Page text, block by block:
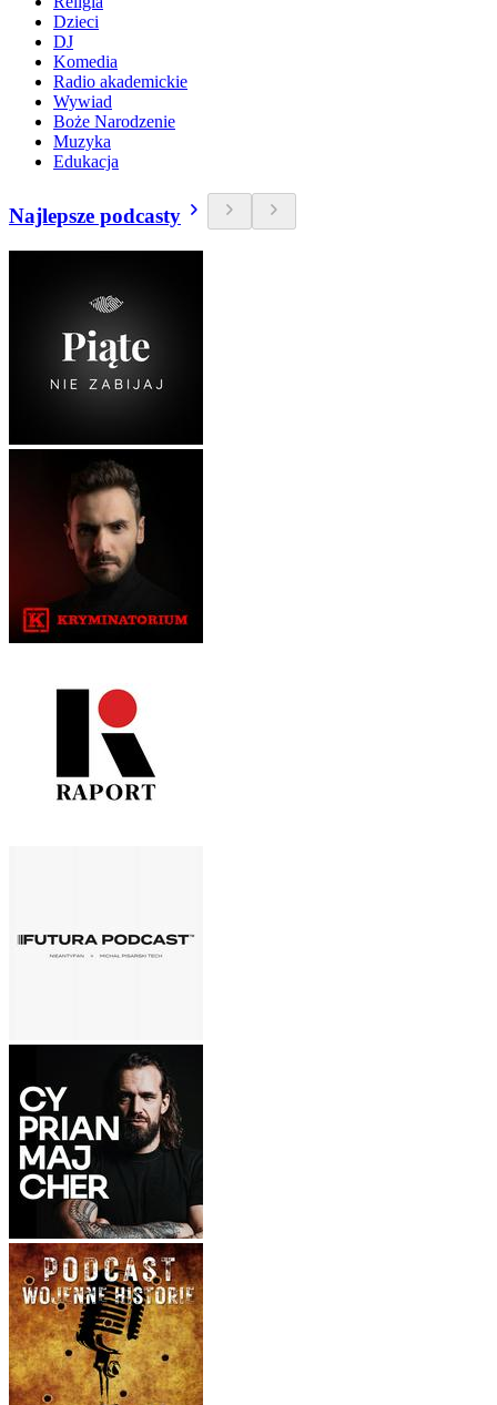
Dzieci
DJ
Komedia
Radio akademickie
Wywiad
Boże Narodzenie
Muzyka
Edukacja
Najlepsze podcasty